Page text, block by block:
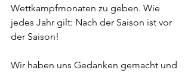
Wettkampfmonaten zu geben. Wie
jedes Jahr gilt: Nach der Saison ist vor
der Saison!
Wir haben uns Gedanken gemacht und